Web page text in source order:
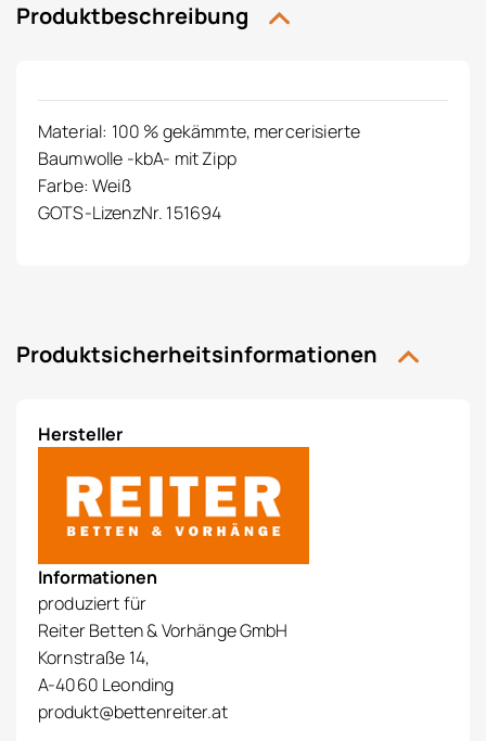
Produktbeschreibung
Material: 100 % gekämmte, mercerisierte
Baumwolle -kbA- mit Zipp
Farbe: Weiß
GOTS-LizenzNr. 151694
Produktsicherheitsinformationen
Hersteller
Informationen
produziert für
Reiter Betten & Vorhänge GmbH
Kornstraße 14,
A-4060 Leonding
produkt@bettenreiter.at